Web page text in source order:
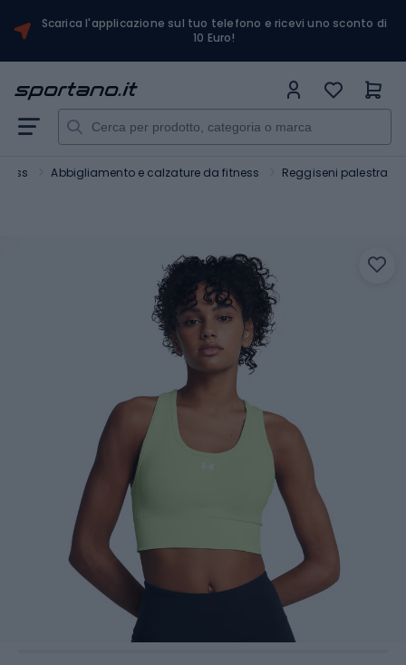
Scarica l'applicazione sul tuo telefono e ricevi uno sconto di
10 Euro!
Abbigliamento e calzature da fitness Reggiseni palestra